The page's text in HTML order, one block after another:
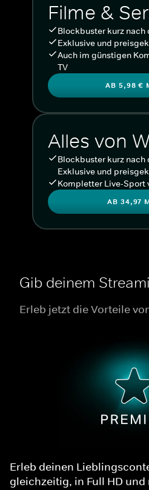
Filme &
Blockbuster kurz nach
Exklusive und
Auch im günstigen
TV
AB 5,98 €
Alles von
Blockbuster kurz nach
Exklusive und
Kompletter Live-Sport
AB 34,97
Gib deinem
Erleb jetzt die Vorteile
Erleb deinen
gleichzeitig, in Full HD und